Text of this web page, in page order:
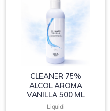
CLEANER 75%
ALCOL AROMA
VANILLA 500 ML
Liquidi